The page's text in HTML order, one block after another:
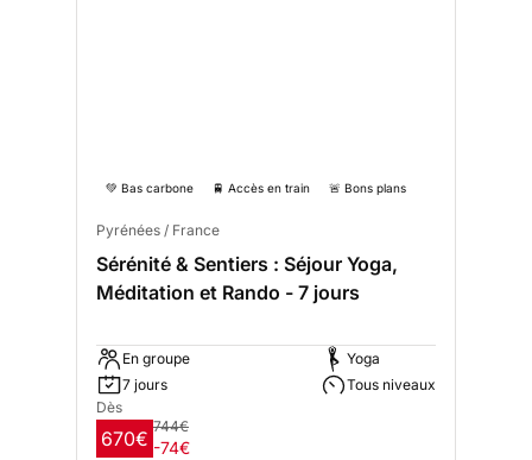
💚 Bas carbone 🚆 Accès en train 🚨 Bons plans
Pyrénées / France
Sérénité & Sentiers : Séjour Yoga,
Méditation et Rando - 7 jours
En groupe
7 jours
Yoga
Tous niveaux
Dès
670€
744€
-74€